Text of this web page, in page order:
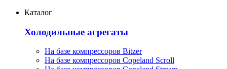
Каталог
Холодильные агрегаты
На базе компрессоров Bitzer
На базе компрессоров Copeland Scroll